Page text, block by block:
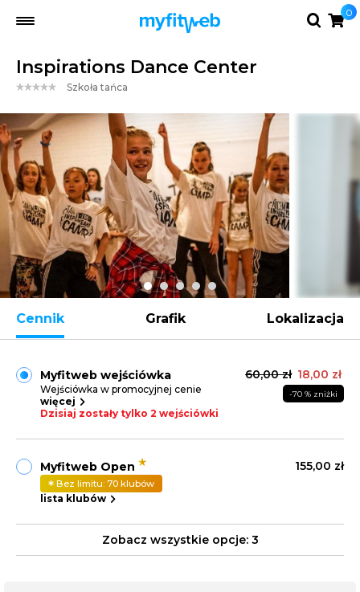
0
Inspirations Dance Center
Szkoła tańca
Cennik Grafik Lokalizacja
Myfitweb wejściówka
Wejściówka w promocyjnej cenie
więcej
Dzisiaj zostały tylko 2 wejściówki
60,00 zł 18,00 zł
-70 % zniżki
Myfitweb Open
Bez limitu: 70 klubów
lista klubów
155,00 zł
Zobacz wszystkie opcje:3